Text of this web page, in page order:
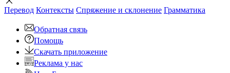
Перевод Контексты Спряжение и склонение Грамматика
Обратная связь
Помощь
Скачать приложение
Реклама у нас